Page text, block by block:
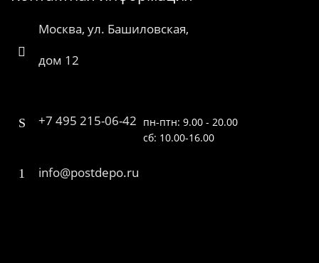
Москва, ул. Башиловская,
дом 12
+7 495 215-06-42 пн-птн: 9.00 - 20.00
сб: 10.00-16.00
info@postdepo.ru